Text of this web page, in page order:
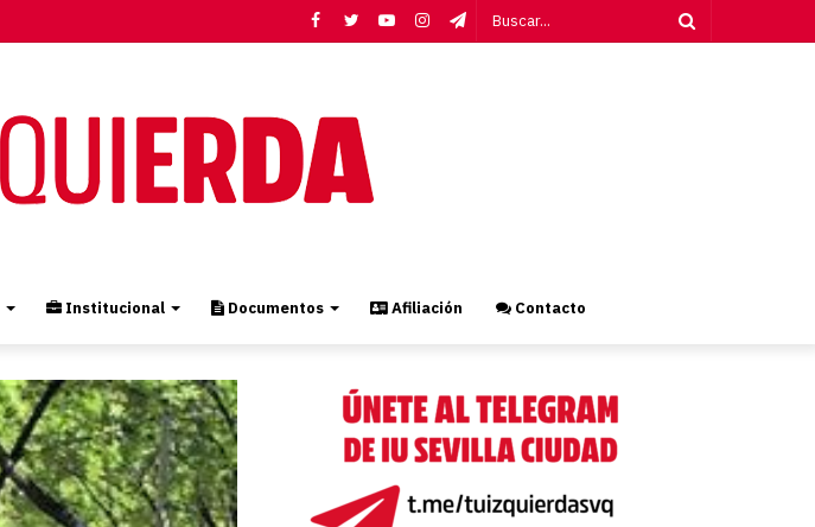
Telegram
Instagram
YouTube
Twitter
Facebook
Institucional Documentos Afiliación Contacto